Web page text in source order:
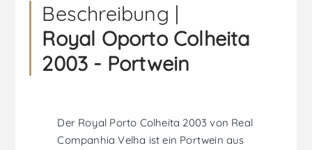
Beschreibung |
Royal Oporto Colheita
2003 - Portwein
Der Royal Porto Colheita 2003 von Real
Companhia Velha ist ein Portwein aus